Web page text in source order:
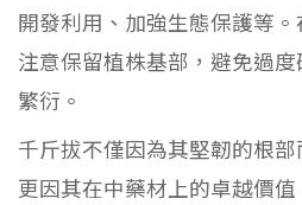
開發利用、加強生態保護等
注意保留植株基部，避免過
繁衍。
千斤拔不僅因為其堅韌的根部
更因其在中藥材上的卓越價